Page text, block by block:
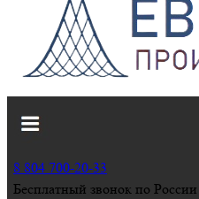
8 804 700-20-33
Бесплатный звонок по России